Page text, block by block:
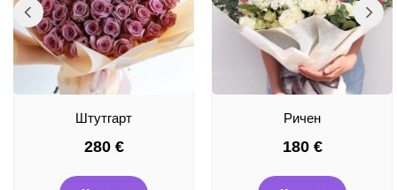
Штутгарт
280 €
Ричен
180 €